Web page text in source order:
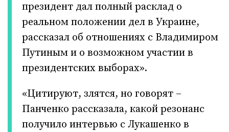
президент дал полный расклад о
реальном положении дел в Украине,
рассказал об отношениях с Владимиром
Путиным и о возможном участии в
президентских выборах».
«Цитируют, злятся, но говорят –
Панченко рассказала, какой резонанс
получило интервью с Лукашенко в